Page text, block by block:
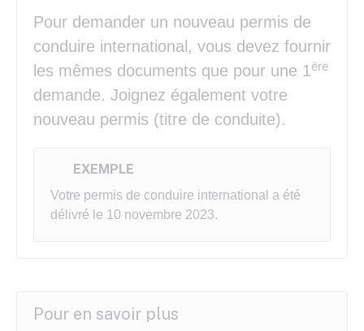
Pour demander un nouveau permis de
conduire international, vous devez fournir
les mêmes documents que pour une 1ère
demande. Joignez également votre
nouveau permis (titre de conduite).
EXEMPLE
Votre permis de conduire international a été
délivré le 10 novembre 2023.
Pour en savoir plus